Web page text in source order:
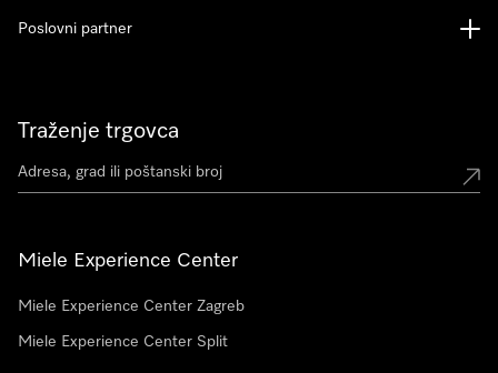
Traženje trgovca
Miele Experience Center
Miele Experience Center Zagreb
Miele Experience Center Split
Poslovni partner